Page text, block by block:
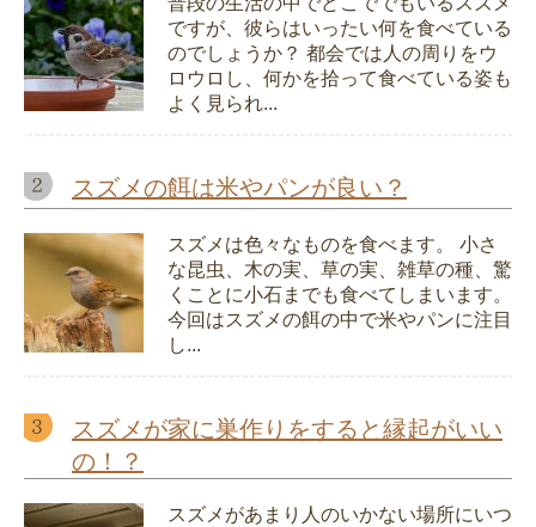
ですが、彼らはいったい何を食べている
のでしょうか？ 都会では人の周りをウ
ロウロし、何かを拾って食べている姿も
よく見られ...
スズメの餌は米やパンが良い？
スズメは色々なものを食べます。 小さ
な昆虫、木の実、草の実、雑草の種、驚
くことに小石までも食べてしまいます。
今回はスズメの餌の中で米やパンに注目
し...
スズメが家に巣作りをすると縁起がいい
の！？
スズメがあまり人のいかない場所にいつ